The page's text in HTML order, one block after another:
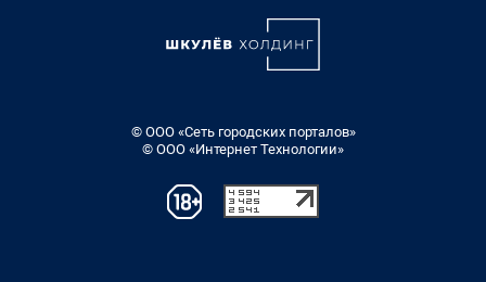
© ООО «Сеть городских порталов»
© ООО «Интернет Технологии»